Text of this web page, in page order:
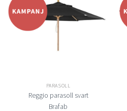
till i
PARASOLL
Reggio parasoll svart
Brafab